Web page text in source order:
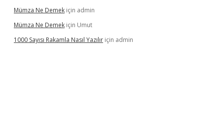
Mümza Ne Demek için admin
Mümza Ne Demek için Umut
1000 Sayısı Rakamla Nasıl Yazılır için admin